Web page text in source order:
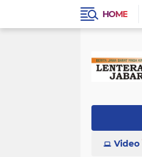
HOME
Video